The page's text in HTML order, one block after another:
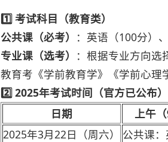
1️⃣ 考试科目（教育类）
公共课（必考）
：英语（100分）
专业课（选考）
：根据专业方向选
教育考《学前教育学》《学前心理
2️⃣ 2025年考试时间（官方已公布）
日期
上午
2025年3月22日（周六）
公共课